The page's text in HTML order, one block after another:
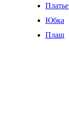
Платье
Юбка
Плащ